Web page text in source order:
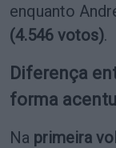
enquanto
(4.546 votos).
Diferença
forma
Na primeira